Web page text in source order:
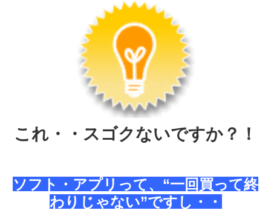
これ・・スゴクないですか？！
ソフト・アプリって、“一回買って終
わりじゃない”ですし・・